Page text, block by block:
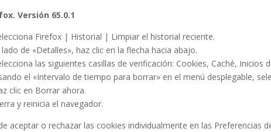
Versión 65.0.1
Firefox | Historial | Limpiar el historial reciente.
lado de «Detalles», haz clic en la flecha hacia abajo.
las siguientes casillas de verificación: Cookies, Caché, Inicios
el «Intervalo de tiempo para borrar» en el menú desplegable,
clic en Borrar ahora.
y reinicia el navegador.
aceptar o rechazar las cookies individualmente en las Preferencias